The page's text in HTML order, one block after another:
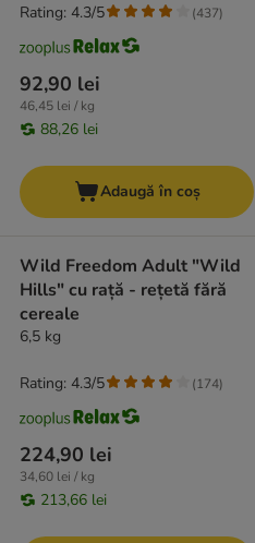
92,90 lei
46,45 lei / kg
88,26 lei
Rating: 4.3/5 (437)
Adaugă în coș
Wild Freedom Adult "Wild
Hills" cu rață - rețetă fără
cereale
6,5 kg
224,90 lei
34,60 lei / kg
213,66 lei
Rating: 4.3/5 (174)